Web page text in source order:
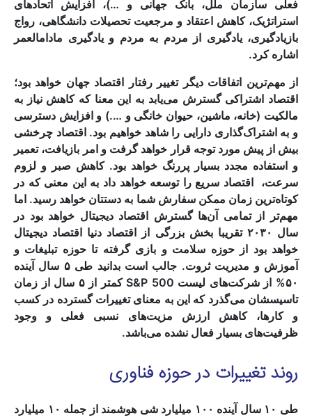
فعلی سازمان ملل، بانک جهانی و …)، افزایش اتحادهای
استراتژیک، کاهش اعتقاد و مرجعیت تحصیلات دانشگاهی، رواج
بازیادگیری، یادگیری از مردم به مردم و یادگیری مادامالعمر
اشاره کرد.
از مهم‌ترین اتفاقات دیگر تغییر رفتار اقتصاد جهان خواهد بود؛
اقتصاد اشتراکی گسترش می‌یابد به این معنا که کاهش نیاز به
مالکیت (خانه، ماشین، حیوان خانگی و ….) و افزایش دسترسی
و به اشتراک‌گذاری دارایی را شاهد خواهیم بود. اقتصاد چرخشی
بیش از پیش مورد توجه قرار خواهد گرفت و امر بازیافت، تعمیر
و استفاده مجدد بسیار پررنگ خواهد بود. کاهش صبر و لزوم
سرعت، اقتصاد سریع را توسعه خواهد داد به این معنی که در
کوتاه‌ترین زمان ممکن سفارش شما به دستتان خواهد رسید. اما
مهم‌تر از تمامی آن‌ها گسترش اقتصاد دیجیتال خواهد بود در
سال ۲۰۳۰ تقریبا بخش بزرگی از اقتصاد دنیا اقتصاد دیجیتال
خواهد بود از حوزه سلامت و بازی گرفته تا حوزه تبلیغات و
آموزش و مدیریت ثروت. جالب است بدانید طی ۵ سال آینده
۵۰% از شرکت‌های لیست S&P 500 کمتر از ۵ سال از زمان
تاسیسشان می‌گذرد که این به معنای تغییرات گسترده در کسب
و کارها، کاهش ارزش مزیت‌های نسبی فعلی و وجود
ظرفیت‌های بسیار فعال نشده می‌باشد.
روند تغییرات در حوزه فناوری
طی ۱۰ سال آینده ۱۰۰ میلیارد شی هوشمند از جمله ۱۰ میلیارد